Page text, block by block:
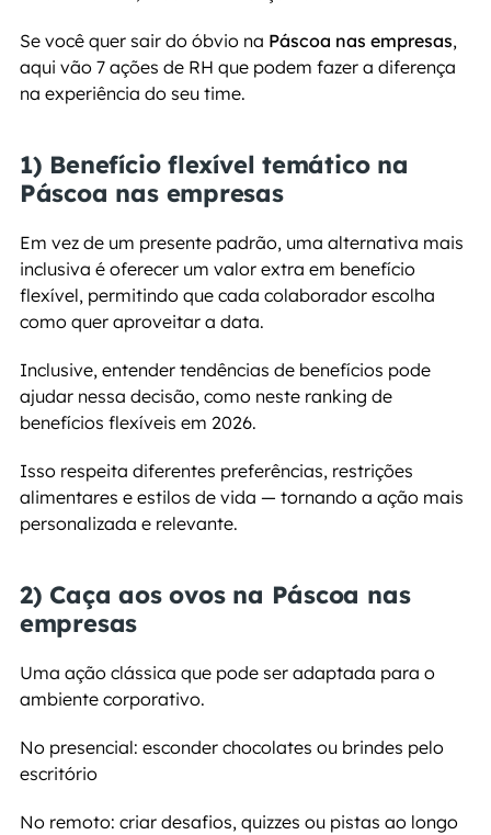
Se você quer sair do óbvio na Páscoa nas empresas,
aqui vão 7 ações de RH que podem fazer a diferença
na experiência do seu time.
1) Benefício flexível temático na
Páscoa nas empresas
Em vez de um presente padrão, uma alternativa mais
inclusiva é oferecer um valor extra em benefício
flexível, permitindo que cada colaborador escolha
como quer aproveitar a data.
Inclusive, entender tendências de benefícios pode
ajudar nessa decisão, como neste ranking de
benefícios flexíveis em 2026.
Isso respeita diferentes preferências, restrições
alimentares e estilos de vida — tornando a ação mais
personalizada e relevante.
2) Caça aos ovos na Páscoa nas
empresas
Uma ação clássica que pode ser adaptada para o
ambiente corporativo.
No presencial: esconder chocolates ou brindes pelo
escritório
No remoto: criar desafios, quizzes ou pistas ao longo